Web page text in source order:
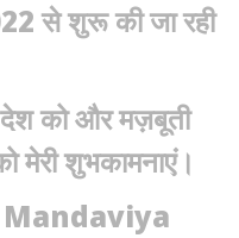
से शुरू की जा रही
को और मज़बूती
मेरी शुभकामनाएं।